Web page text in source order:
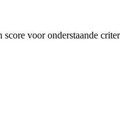
voor onderstaande